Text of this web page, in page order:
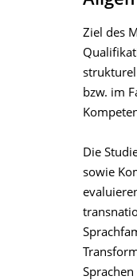
Ziel des
bzw. im
Die
sowie